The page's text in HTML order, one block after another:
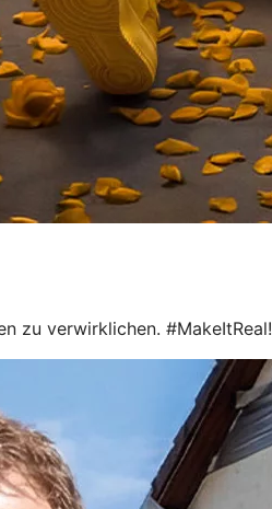
zu verwirklichen. #MakeItReal!